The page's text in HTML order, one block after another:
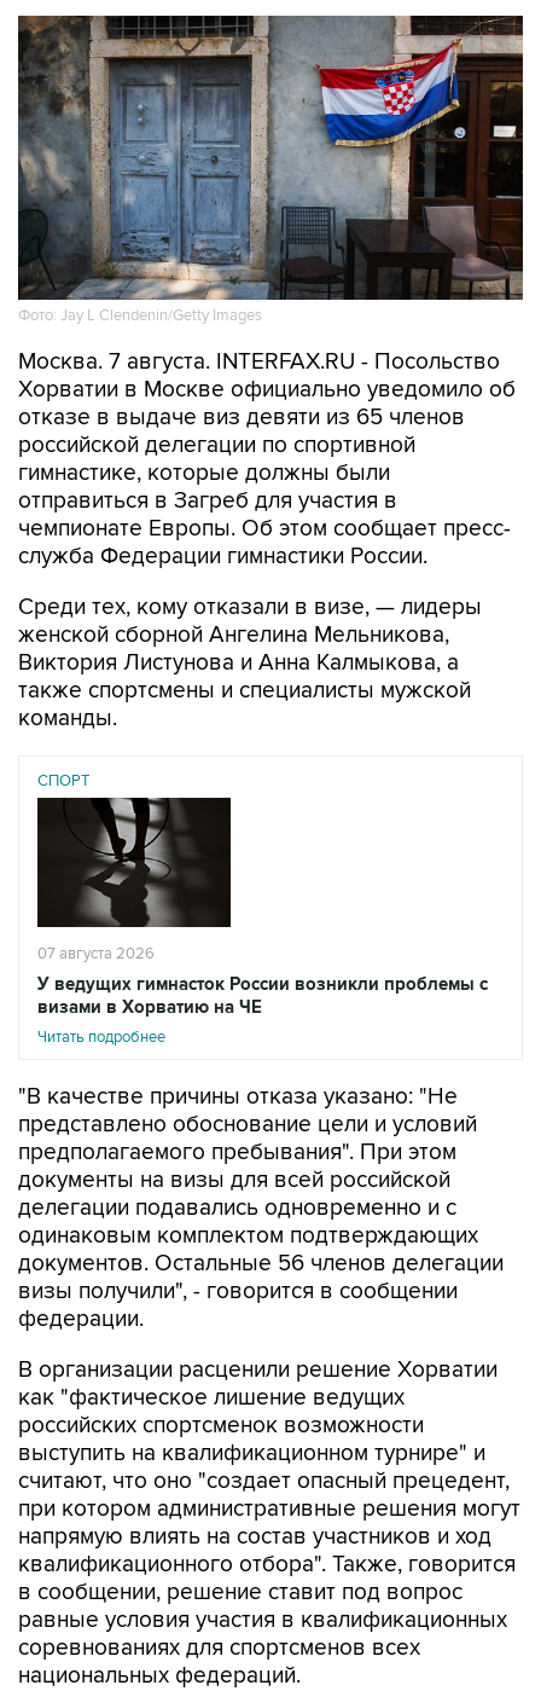
Фото: Jay L Clendenin/Getty Images
Москва. 7 августа. INTERFAX.RU - Посольство
Хорватии в Москве официально уведомило об
отказе в выдаче виз девяти из 65 членов
российской делегации по спортивной
гимнастике, которые должны были
отправиться в Загреб для участия в
чемпионате Европы. Об этом сообщает пресс-
служба Федерации гимнастики России.
Среди тех, кому отказали в визе, — лидеры
женской сборной Ангелина Мельникова,
Виктория Листунова и Анна Калмыкова, а
также спортсмены и специалисты мужской
команды.
СПОРТ
07 августа 2026
У ведущих гимнасток России возникли проблемы с
визами в Хорватию на ЧЕ
Читать подробнее
"В качестве причины отказа указано: "Не
представлено обоснование цели и условий
предполагаемого пребывания". При этом
документы на визы для всей российской
делегации подавались одновременно и с
одинаковым комплектом подтверждающих
документов. Остальные 56 членов делегации
визы получили", - говорится в сообщении
федерации.
В организации расценили решение Хорватии
как "фактическое лишение ведущих
российских спортсменок возможности
выступить на квалификационном турнире" и
считают, что оно "создает опасный прецедент,
при котором административные решения могут
напрямую влиять на состав участников и ход
квалификационного отбора". Также, говорится
в сообщении, решение ставит под вопрос
равные условия участия в квалификационных
соревнованиях для спортсменов всех
национальных федераций.